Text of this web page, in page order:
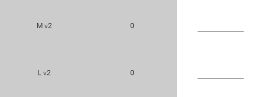
M v2 0
L v2 0